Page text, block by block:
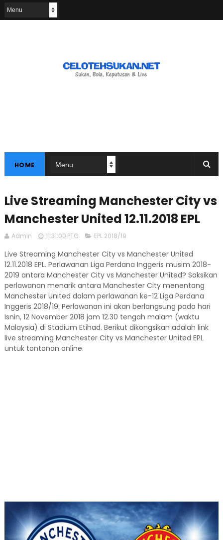
HOME
Live Streaming Manchester City vs
Manchester United 12.11.2018 EPL
Admin 11:31:00 PTG EPL 2018/19
Live Streaming Manchester City vs Manchester United
12.11.2018 EPL. Perlawanan Liga Perdana Inggeris musim 2018-
2019 antara Manchester City vs Manchester United? Saksikan
perlawanan menarik antara Manchester City menentang
Manchester United dalam perlawanan ke-12 Liga Perdana
Inggeris 2018/19. Perlawanan ini akan berlangsung pada hari
Isnin, 12 November 2018 jam 12.30 tengah malam (waktu
Malaysia) di Stadium Etihad. Berikut dikongsikan adalah link
live streaming Manchester City vs Manchester United EPL
untuk tontonan online.